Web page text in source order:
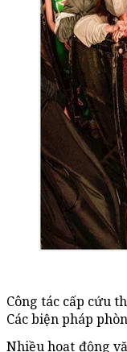
Công tác cấp cứu
Các biện pháp
Nhiều hoạt động